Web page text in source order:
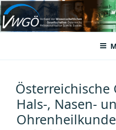
Zum
Inhalt
springenVWGÖ
Federation of Austrian Scientific
Österreichische
Hals-, Nasen-